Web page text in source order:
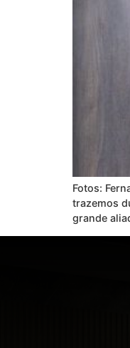
Fotos:
trazemos
grande